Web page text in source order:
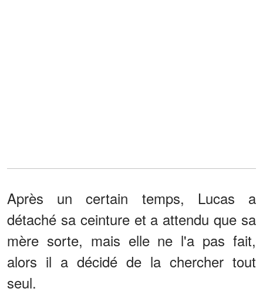
Après un certain temps, Lucas a
détaché sa ceinture et a attendu que sa
mère sorte, mais elle ne l'a pas fait,
alors il a décidé de la chercher tout
seul.